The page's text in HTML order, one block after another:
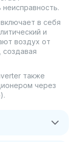
в себя
и
воздух от
создавая
также
через